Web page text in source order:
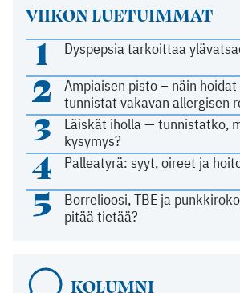
VIIKON LUETUIMMAT
1 Dyspepsia tarkoittaa
2
Ampiaisen pisto – näin
tunnistat vakavan allergisen
3
Läiskät iholla — tunnistatko,
kysymys?
4 Palleatyrä: syyt, oireet ja
5
Borrelioosi, TBE ja
pitää tietää?
KOLUMNI